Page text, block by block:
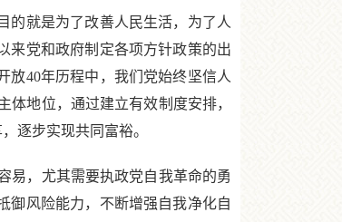
就是为了改善人民生活，为了人
来党和政府制定各项方针政策的出
放40年历程中，我们党始终坚信人
地位，通过建立有效制度安排，
逐步实现共同富裕。
，尤其需要执政党自我革命的勇
御风险能力，不断增强自我净化自